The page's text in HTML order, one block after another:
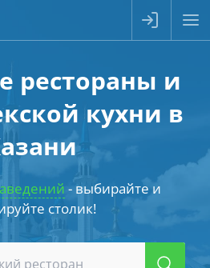
рестораны и
кухни в
- выбирайте и
столик!